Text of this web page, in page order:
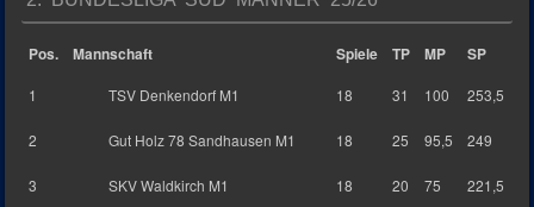
Pos. Mannschaft Spiele TP MP SP
1 TSV Denkendorf M1 18 31 100 253,5
2 Gut Holz 78 Sandhausen M1 18 25 95,5 249
3 SKV Waldkirch M1 18 20 75 221,5